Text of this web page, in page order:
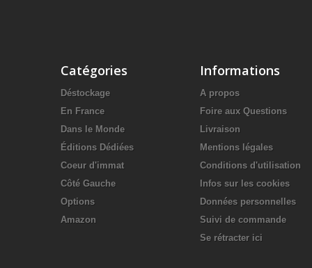
Catégories
Déstockage
En France
Dans le Monde
Éditions Dédiées
Coeur d'immat
Côté Gauche
Options
Amazon
Informations
A propos
Foire aux Questions
Livraison
Mentions légales
Conditions d'utilisation
Infos sur les cookies
Données personnelles
Suivi de commande
Se rétracter ici